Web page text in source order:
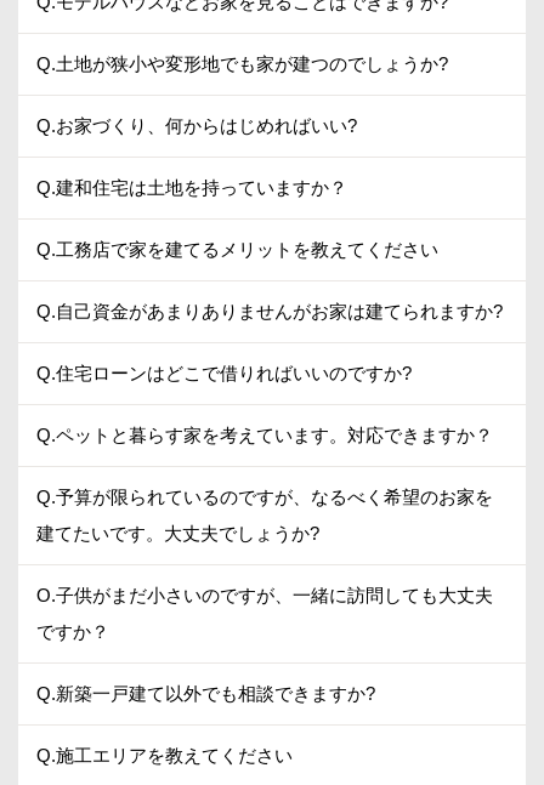
Q.土地が狭小や変形地でも家が建つのでしょうか?
Q.お家づくり、何からはじめればいい?
Q.建和住宅は土地を持っていますか？
Q.工務店で家を建てるメリットを教えてください
Q.自己資金があまりありませんがお家は建てられますか?
Q.住宅ローンはどこで借りればいいのですか?
Q.ペットと暮らす家を考えています。対応できますか？
Q.予算が限られているのですが、なるべく希望のお家を
建てたいです。大丈夫でしょうか?
O.子供がまだ小さいのですが、一緒に訪問しても大丈夫
ですか？
Q.新築一戸建て以外でも相談できますか?
Q.施工エリアを教えてください